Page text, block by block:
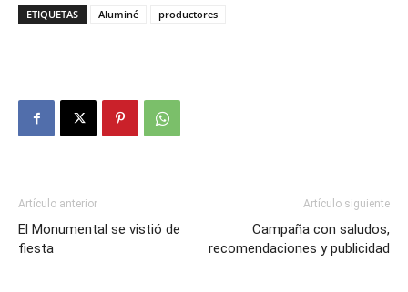
ETIQUETAS Aluminé productores
Artículo anterior
El Monumental se vistió de
fiesta
Artículo siguiente
Campaña con saludos,
recomendaciones y publicidad